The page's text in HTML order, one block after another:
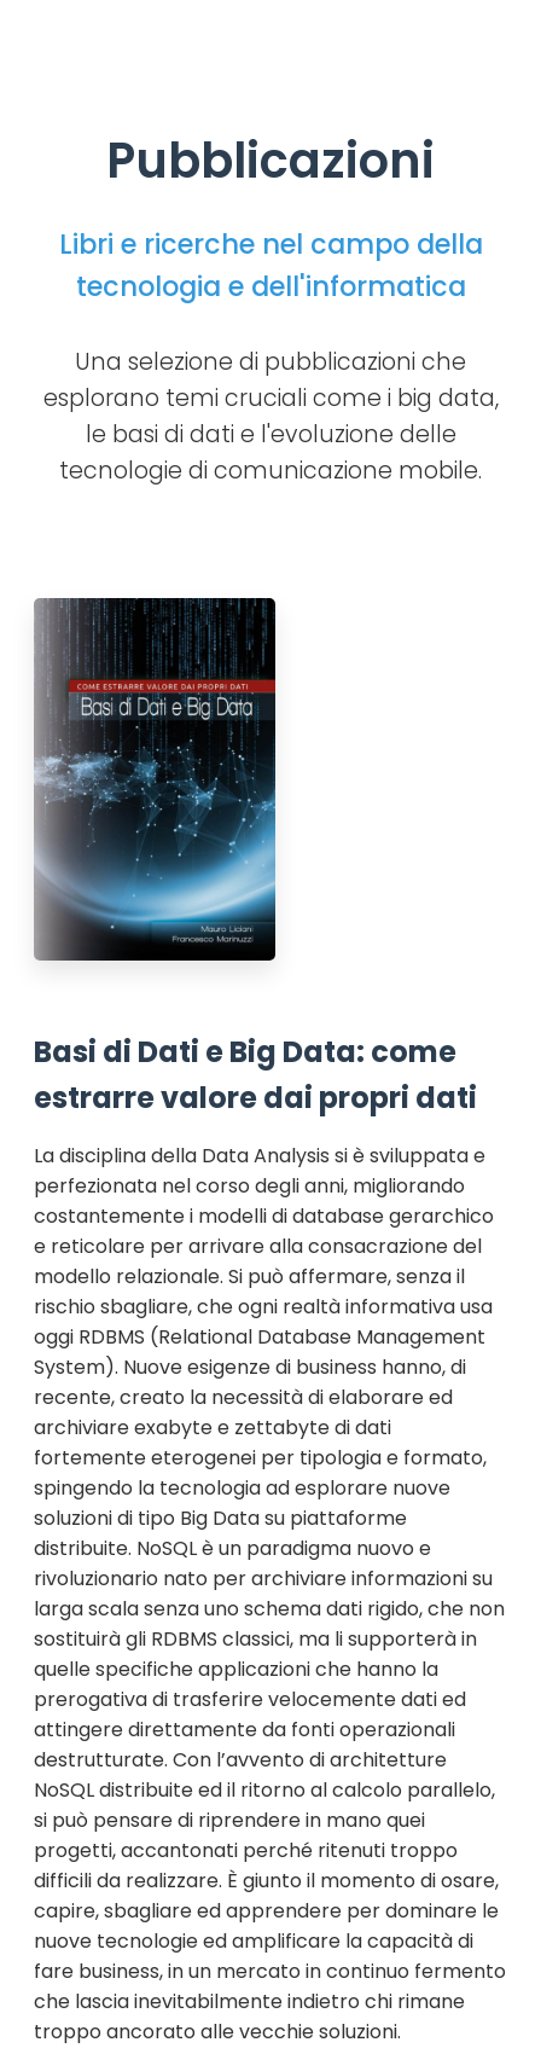
Pubblicazioni
Libri e ricerche nel campo della
tecnologia e dell'informatica
Una selezione di pubblicazioni che
esplorano temi cruciali come i big data,
le basi di dati e l'evoluzione delle
tecnologie di comunicazione mobile.
Basi di Dati e Big Data: come
estrarre valore dai propri dati
La disciplina della Data Analysis si è sviluppata e
perfezionata nel corso degli anni, migliorando
costantemente i modelli di database gerarchico
e reticolare per arrivare alla consacrazione del
modello relazionale. Si può affermare, senza il
rischio sbagliare, che ogni realtà informativa usa
oggi RDBMS (Relational Database Management
System). Nuove esigenze di business hanno, di
recente, creato la necessità di elaborare ed
archiviare exabyte e zettabyte di dati
fortemente eterogenei per tipologia e formato,
spingendo la tecnologia ad esplorare nuove
soluzioni di tipo Big Data su piattaforme
distribuite. NoSQL è un paradigma nuovo e
rivoluzionario nato per archiviare informazioni su
larga scala senza uno schema dati rigido, che non
sostituirà gli RDBMS classici, ma li supporterà in
quelle specifiche applicazioni che hanno la
prerogativa di trasferire velocemente dati ed
attingere direttamente da fonti operazionali
destrutturate. Con l’avvento di architetture
NoSQL distribuite ed il ritorno al calcolo parallelo,
si può pensare di riprendere in mano quei
progetti, accantonati perché ritenuti troppo
difficili da realizzare. È giunto il momento di osare,
capire, sbagliare ed apprendere per dominare le
nuove tecnologie ed amplificare la capacità di
fare business, in un mercato in continuo fermento
che lascia inevitabilmente indietro chi rimane
troppo ancorato alle vecchie soluzioni.